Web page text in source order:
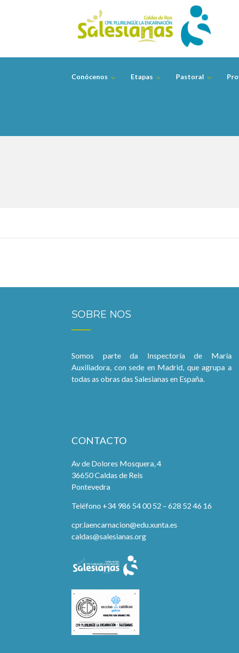
Conócenos Etapas Pastoral
SOBRE NOS
Somos parte da Inspectoría de María
Auxiliadora, con sede en Madrid, que agrupa a
todas as obras das Salesianas en España.
CONTACTO
Av de Dolores Mosquera, 4
36650 Caldas de Reis
Pontevedra
Teléfono +34 986 54 00 52 – 628 52 46 16
cpr.laencarnacion@edu.xunta.es
caldas@salesianas.org